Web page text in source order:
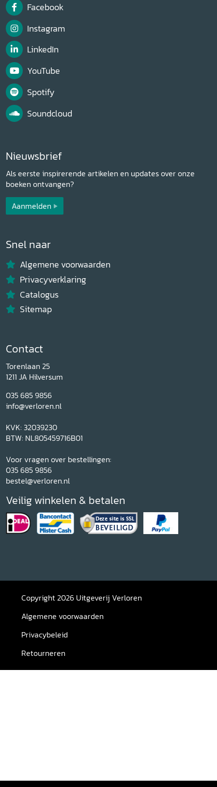
Facebook
Instagram
LinkedIn
YouTube
Spotify
Soundcloud
Nieuwsbrief
Als eerste inspirerende artikelen en updates over onze
boeken ontvangen?
Aanmelden
Snel naar
Algemene voorwaarden
Privacyverklaring
Catalogus
Sitemap
Contact
Torenlaan 25
1211 JA Hilversum
035 685 9856
info@verloren.nl
KVK: 32039230
BTW: NL805459716B01
Voor vragen over bestellingen:
035 685 9856
bestel@verloren.nl
Veilig winkelen & betalen
Copyright 2026 Uitgeverij Verloren
Algemene voorwaarden
Privacybeleid
Retourneren